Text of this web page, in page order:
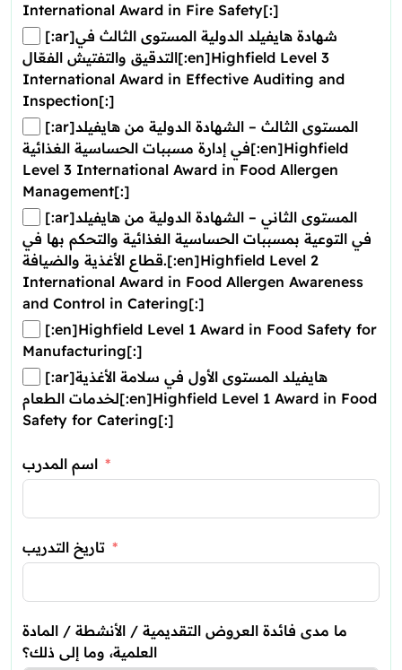
International Award in Fire Safety[:]
[:ar]شهادة هايفيلد الدولية المستوى الثالث في
التدقيق والتفتيش الفعّال[:en]Highfield Level 3
International Award in Effective Auditing and
Inspection[:]
[:ar]المستوى الثالث – الشهادة الدولية من هايفيلد
في إدارة مسببات الحساسية الغذائية[:en]Highfield
Level 3 International Award in Food Allergen
Management[:]
[:ar]المستوى الثاني – الشهادة الدولية من هايفيلد
في التوعية بمسببات الحساسية الغذائية والتحكم بها في
قطاع الأغذية والضيافة.[:en]Highfield Level 2
International Award in Food Allergen Awareness
and Control in Catering[:]
[:en]Highfield Level 1 Award in Food Safety for
Manufacturing[:]
[:ar]هايفيلد المستوى الأول في سلامة الأغذية
لخدمات الطعام[:en]Highfield Level 1 Award in Food
Safety for Catering[:]
اسم المدرب
تاريخ التدريب
ما مدى فائدة العروض التقديمية / الأنشطة / المادة
العلمية، وما إلى ذلك؟